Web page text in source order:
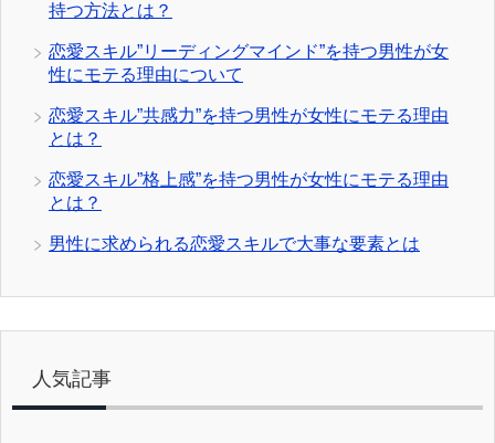
持つ方法とは？
恋愛スキル”リーディングマインド”を持つ男性が女
性にモテる理由について
恋愛スキル”共感力”を持つ男性が女性にモテる理由
とは？
恋愛スキル”格上感”を持つ男性が女性にモテる理由
とは？
男性に求められる恋愛スキルで大事な要素とは
人気記事